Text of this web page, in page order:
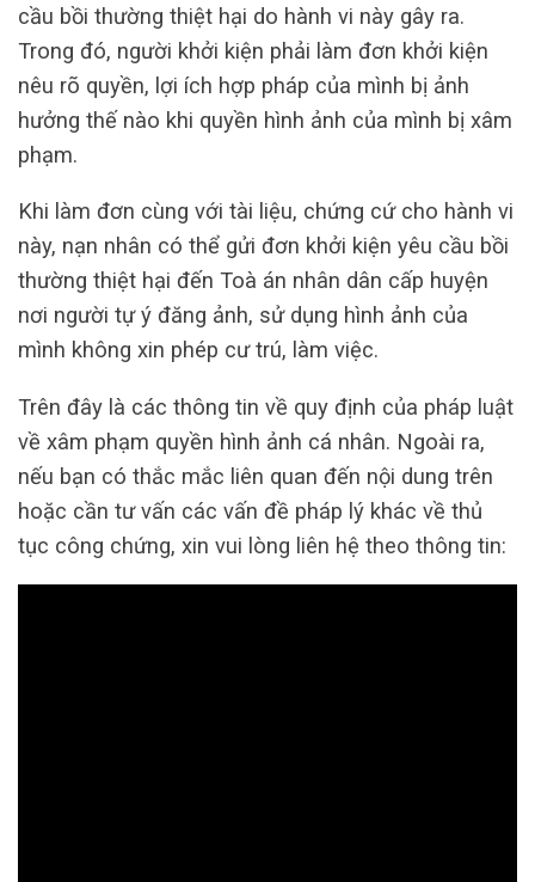
cầu bồi thường thiệt hại do hành vi này gây ra.
Trong đó, người khởi kiện phải làm đơn khởi kiện
nêu rõ quyền, lợi ích hợp pháp của mình bị ảnh
hưởng thế nào khi quyền hình ảnh của mình bị xâm
phạm.
Khi làm đơn cùng với tài liệu, chứng cứ cho hành vi
này, nạn nhân có thể gửi đơn khởi kiện yêu cầu bồi
thường thiệt hại đến Toà án nhân dân cấp huyện
nơi người tự ý đăng ảnh, sử dụng hình ảnh của
mình không xin phép cư trú, làm việc.
Trên đây là các thông tin về quy định của pháp luật
về xâm phạm quyền hình ảnh cá nhân. Ngoài ra,
nếu bạn có thắc mắc liên quan đến nội dung trên
hoặc cần tư vấn các vấn đề pháp lý khác về thủ
tục công chứng, xin vui lòng liên hệ theo thông tin: